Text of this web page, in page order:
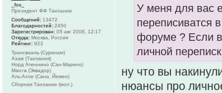
У меня для вас
переписиватся
форуме ? Если
личной
ну что вы
нюансы про
_fox_
Президент ФФ Танзании
Сообщений: 13472
Благодарностей: 2450
Зарегистрирован: 05 авг 2008, 12:17
Откуда: Москва, Россия
Рейтинг: 923
Трансвааль (Суринам)
Азам (Танзания)
Норд Апеннино (Сан-Марино)
Манта (Эквадор)
Аль-Ахли (Сана, Йемен)
Сборная Танзании (мол.)